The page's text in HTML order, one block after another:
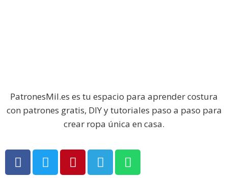
PatronesMil.es es tu espacio para aprender costura
con patrones gratis, DIY y tutoriales paso a paso para
crear ropa única en casa.